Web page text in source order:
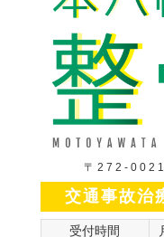
〒272-
交通事故治
受付時間